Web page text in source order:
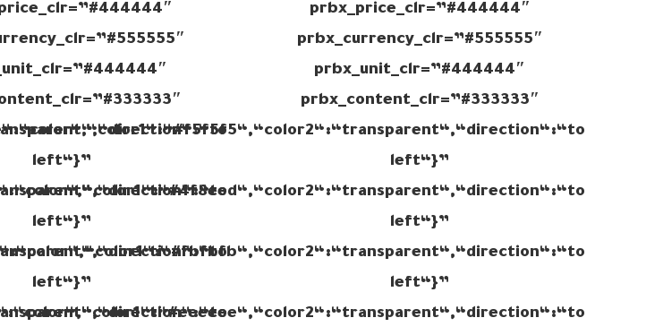
left“}”
left“}”
left“}”
prbx_price_clr=”#444444″
prbx_currency_clr=”#555555″
prbx_unit_clr=”#444444″
prbx_content_clr=”#333333″
left“}”
left“}”
left“}”